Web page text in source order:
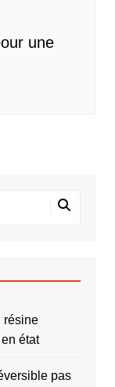
une
résine
état
pas